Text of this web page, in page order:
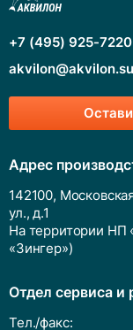
+7 (495) 925-7220
akvilon@akvilon.su
Адрес
142100,
ул., д.1
На территории НП
«Зингер»)
Отдел сервиса и
Тел./факс: